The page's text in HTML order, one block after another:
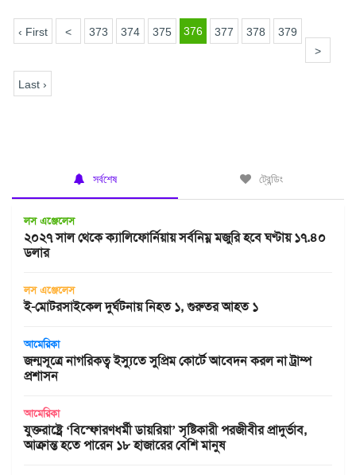
‹ First < 373 374 375 376 377 378
379
>
Last ›
সর্বশেষ ট্রেন্ডিং
লস এঞ্জেলেস
২০২৭ সাল থেকে ক্যালিফোর্নিয়ায় সর্বনিম্ন মজুরি হবে ঘণ্টায় ১৭.৪০
ডলার
লস এঞ্জেলেস
ই-মোটরসাইকেল দুর্ঘটনায় নিহত ১, গুরুতর আহত ১
আমেরিকা
জন্মসূত্রে নাগরিকত্ব ইস্যুতে সুপ্রিম কোর্টে আবেদন করল না ট্রাম্প
প্রশাসন
আমেরিকা
যুক্তরাষ্ট্রে ‘বিস্ফোরণধর্মী ডায়রিয়া’ সৃষ্টিকারী পরজীবীর প্রাদুর্ভাব,
আক্রান্ত হতে পারেন ১৮ হাজারের বেশি মানুষ